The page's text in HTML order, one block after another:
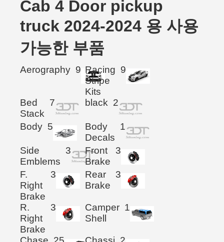
Cab 4 Door pickup
truck 2024-2024 용 사용
가능한 부품
Aerography 9 Racing
Stripe
Kits
9
Bed
Stack
7 black 2
Body 5
Body
Decals
1
Side
Emblems
3
Front
Brake
3
F.
Right
Brake
3
Rear
Brake
3
R.
Right
Brake
3
Camper
Shell
1